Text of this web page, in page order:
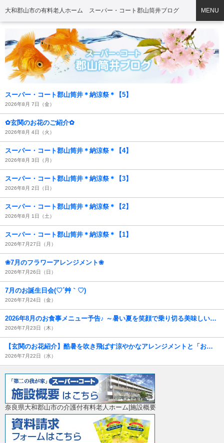
大和郡山市の有料老人ホーム スーパー・コート郡山筒井ブログ MENU
スーパー・コート郡山筒井＊納涼祭＊【5】
2026年8月 7日（金）
✿玄関のお花のご紹介✿
2026年8月 4日（火）
スーパー・コート郡山筒井＊納涼祭＊【4】
2026年8月 3日（月）
スーパー・コート郡山筒井＊納涼祭＊【3】
2026年8月 2日（日）
スーパー・コート郡山筒井＊納涼祭＊【2】
2026年8月 1日（土）
スーパー・コート郡山筒井＊納涼祭＊【1】
2026年7月27日（月）
❀7月のフラワーアレンジメント❀
2026年7月26日（日）
7月のお誕生日会(♡´艸｀♡)
2026年7月24日（金）
2026年8月のお食事メニュー予告♪ ～暑い夏を笑顔で乗り切る美味しい献立をご紹介～【スーパー・コート郡山筒井】
2026年7月23日（木）
【玄関のお花紹介】酷暑を吹き飛ばす涼やかなアレンジメントと「お花クイズ」♪
2026年7月22日（水）
奈良県大和郡山市の介護付有料老人ホーム|施設概要